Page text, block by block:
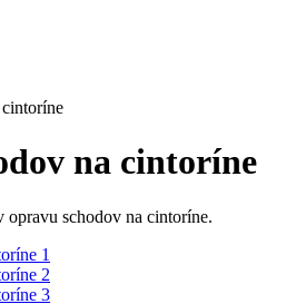
na cintoríne
opravu schodov na cintoríne.